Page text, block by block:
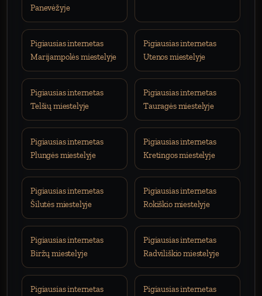
Panevėžyje
Pigiausias internetas
Marijampolės miestelyje
Pigiausias internetas
Utenos miestelyje
Pigiausias internetas
Telšių miestelyje
Pigiausias internetas
Tauragės miestelyje
Pigiausias internetas
Plungės miestelyje
Pigiausias internetas
Kretingos miestelyje
Pigiausias internetas
Šilutės miestelyje
Pigiausias internetas
Rokiškio miestelyje
Pigiausias internetas
Biržų miestelyje
Pigiausias internetas
Radviliškio miestelyje
Pigiausias internetas
Pigiausias internetas